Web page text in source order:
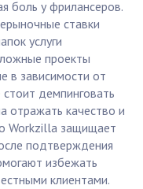
боль у фрилансеров.
ставки
услуги
проекты
в зависимости от
демпинговать
отражать качество и
Workzilla защищает
подтверждения
избежать
клиентами.